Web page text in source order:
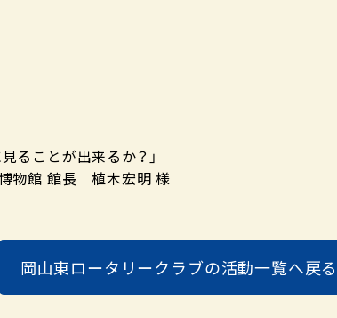
ることが出来るか？」
物館 館長 植木宏明 様
岡山東ロータリークラブの活動一覧へ戻る